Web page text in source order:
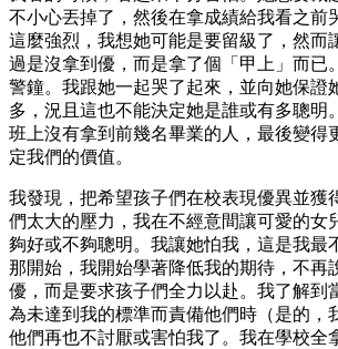
不小心丟掉了，然後在拿成績給我看之前
這麼強烈，我想她可能是要留級了，然而
過是沒拿到優，而是拿了個「甲上」而已
警鐘。我跟她一起哭了起來，並向她保證
多，況且這也不能決定她是誰或有多聰明
班上沒有拿到前幾名畢業的人，最後變得
定我們的價值。
我發現，把希望孩子們在校表現優異並獲
們太大的壓力，我在不經意間讓可愛的女
夠好或不夠聰明。我讓她怕我，這是我最
那開始，我開始學著降低我的期待，不再
優，而是要求孩子們全力以赴。我了解到
為未達到我的標準而責備他們時（是的，
他們再也不討厭或害怕我了。我在學校全